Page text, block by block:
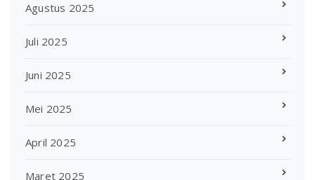
Agustus 2025
Juli 2025
Juni 2025
Mei 2025
April 2025
Maret 2025